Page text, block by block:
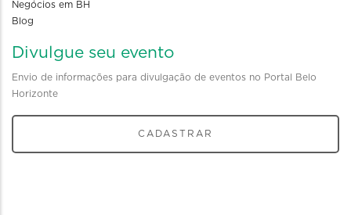
Negócios em BH
Blog
Divulgue seu evento
Envio de informações para divulgação de eventos no Portal Belo
Horizonte
CADASTRAR